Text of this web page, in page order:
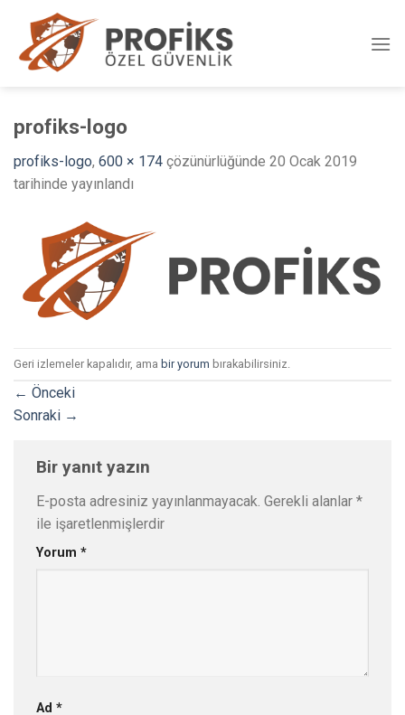
content
profiks-logo
profiks-logo, 600 × 174 çözünürlüğünde 20 Ocak 2019
tarihinde yayınlandı
Geri izlemeler kapalıdır, ama bir yorum bırakabilirsiniz.
← Önceki
Sonraki →
Bir yanıt yazın
E-posta adresiniz yayınlanmayacak. Gerekli alanlar *
ile işaretlenmişlerdir
Yorum *
Ad *